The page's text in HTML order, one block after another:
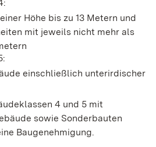
Höhe bis zu 13 Metern und
mit jeweils nicht mehr als
einschließlich unterirdischer
4 und 5 mit
sowie Sonderbauten
Baugenehmigung.